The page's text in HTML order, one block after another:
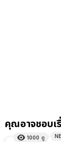
คุณอาจชอบเ
1000 ดู